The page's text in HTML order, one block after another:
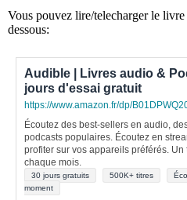
Vous pouvez lire/telecharger le
dessous:
Audible | Livres audio &
jours d'essai gratuit
https://www.amazon.fr/dp/
Écoutez des best-sellers en audio,
podcasts populaires. Écoutez en
profiter sur vos appareils préférés.
chaque mois.
30 jours gratuits 500K+ titres
moment